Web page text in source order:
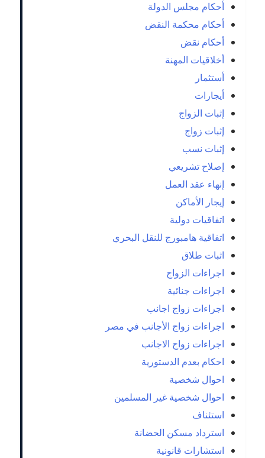
أحكام مجلس الدولة
أحكام محكمة النقض
أحكام نقض
أخلاقيات المهنة
أستثمار
أيجارات
إثبات الزواج
إثبات زواج
إثبات نسب
إصلاح تشريعي
إنهاء عقد العمل
إيجار الأماكن
اتفاقيات دولية
اتفاقية هامبورج للنقل البحري
اثبات طلاق
اجراءات الزواج
اجراءات جنائية
اجراءات زواج اجانب
اجراءات زواج الأجانب في مصر
اجراءات زواج الاجانب
احكام بعدم الدستورية
احوال شخصية
احوال شخصية غير المسلمين
استئناف
استرداد مسكن الحضانة
استشارات قانونية